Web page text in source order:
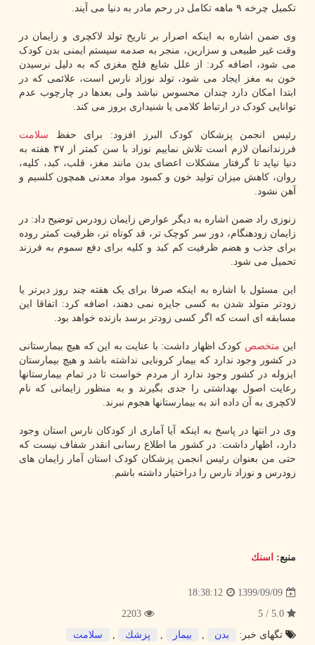
تکمیل چرخه ۹ ماهه تکامل در رحم مادر به دنیا می آیند.
وی ضمن اشاره به اینکه اصرار بر تاریخ تولد لاکچری و زایمان در
وقت غیر طبیعی و سزارین، منجر به صدمه سیستم ایمنی بدن کودک
می شود، اضافه کرد: از علل شایع فلج مغزی که به دلیل نرسیدن
خون به مغز ایجاد می شود، تولد نوزاد نارس است، علائمی که در
ابتدا امکان دارد چندان محسوس نباشد ولی بعدها در چارچوب عدم
توانایی کودک در ارتباط کلامی یا شنیداری بروز می کند.
رئیس انجمن پزشکان کودک البرز افزود: برای حفظ سلامت
فرزندانمان لازم است تلاش نماییم نوزاد با سن کمتر از ۳۷ هفته به
دنیا نیاید تا گرفتار مشکلات اعضای بدن مانند مغز، قلب، کبد، کلیه،
روان، کاهش میزان تولید خون و کمبود مواد معدنی همچون کلسیم و
آهن نشود.
زنوزی راد ضمن اشاره به دیگر عوارض زایمان زودرس توضیح داد: در
زایمان زودهنگام، دور سر کوچک تر، قد کوتاه تر، ظرفیت کمتر روده
برای جذب و هضم ظرفیت کم کبد و کلیه برای دفع سموم به فرزند
تحمیل می شود.
این مسئول با اشاره به اینکه صرفا برای یک هفته چند روز دیرتر یا
زودتر متولد شدن به کسی جایزه نمی دهند، اضافه کرد: اتفاقا این
مسابقه ای است که اگر کسی زودتر برسد بازنده خواهد بود.
این متخصص کودک اظهار داشت: با عنایت به این که هیچ بیمارستانی
در کشور وجود ندارد که بیمار کرونایی نداشته باشد و هیچ بیمارستان
ایزوله در کشور وجود ندارد از مردم خواست تا در تمام بیمارستانها
رعایت اصول بهداشتی را جدی بگیرند و به منظور زایمانی که نام
لاکچری به آن داده اند به بیمارستانها هجوم نبرند.
وی در انتها در پاسخ به اینکه آیا آماری از کودکان نارس استان وجود
دارد، اظهار داشت: در کشور ما اطلاع رسانی انقدر شفاف نیست که
حتی من بعنوان رئیس انجمن پزشکان کودک استان آمار زایمان های
زودرس و نوزاد نارس را دراختیار داشته باشم.
منبع: اسنك
1399/09/09
18:38:12
تگهای خبر:
بدن , بیمار , پزشك , سلامت